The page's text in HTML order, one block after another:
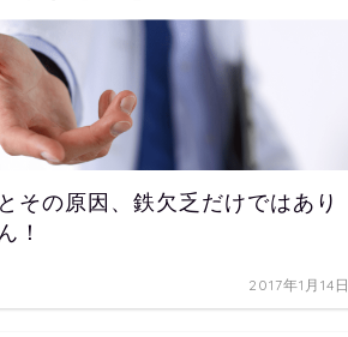
その原因、鉄欠乏だけではあり
！
2017年1月14日